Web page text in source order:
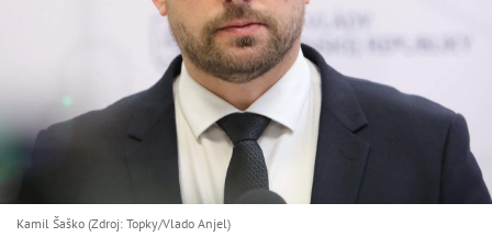
Kamil Šaško (Zdroj: Topky/Vlado Anjel)